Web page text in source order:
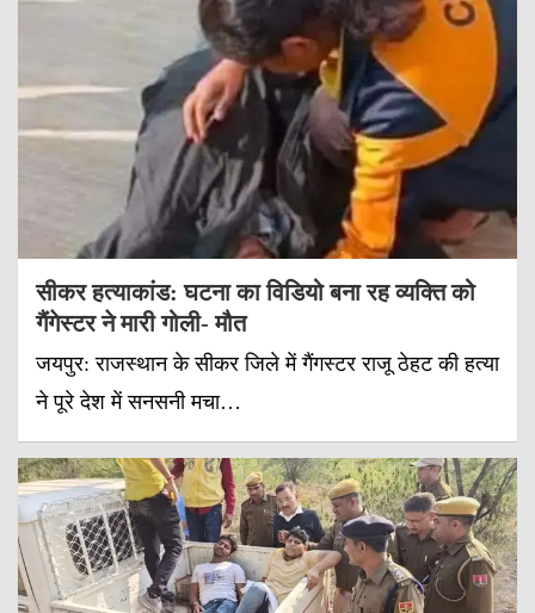
सीकर हत्याकांड: घटना का विडियो बना रह व्यक्ति को
गैंगेस्टर ने मारी गोली- मौत
जयपुर: राजस्थान के सीकर जिले में गैंगस्टर राजू ठेहट की हत्या
ने पूरे देश में सनसनी मचा…